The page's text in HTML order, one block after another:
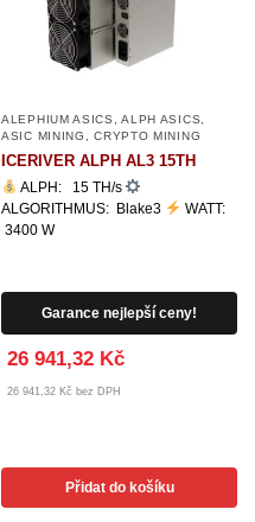
ALEPHIUM ASICS ,ALPH ASICS
ASIC MINING
,CRYPTO MINING
ICERIVER ALPH AL3 15TH
ALPH: 15 TH/s
ALGORITHMUS: Blake3
WATT:
3400 W
Garance nejlepší ceny!
26 941,32 Kč
26 941,32 Kč bez DPH
Přidat do košíku